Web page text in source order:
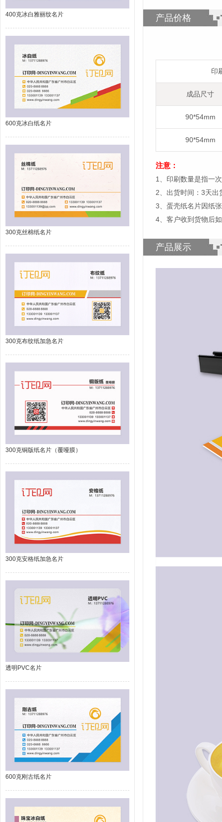
400克冰白雅丽纹名片
600克冰白纸名片
300克丝棉纸名片
300克布纹纸加急名片
300克铜版纸名片（覆哑膜）
300克安格纸加急名片
透明PVC名片
600克刚古纸名片
产品价格
印
成品尺寸
90*54mm
90*54mm
注意：
1、印刷数量是指一
2、出货时间：3天出
3、蛋壳纸名片因纸
4、客户收到货物后
产品展示